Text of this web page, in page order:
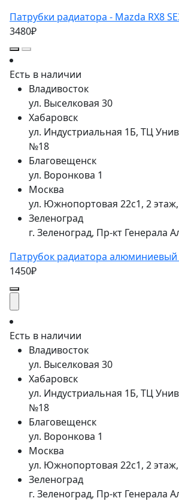
Патрубки радиатора - Mazda RX8
3480₽
Есть в наличии
Владивосток
ул. Выселковая 30
Хабаровск
ул. Индустриальная 1Б, ТЦ
№18
Благовещенск
ул. Воронкова 1
Москва
ул. Южнопортовая 22с1, 2
Зеленоград
г. Зеленоград, Пр-кт Генерала
Патрубок радиатора алюминиевый
1450₽
Есть в наличии
Владивосток
ул. Выселковая 30
Хабаровск
ул. Индустриальная 1Б, ТЦ
№18
Благовещенск
ул. Воронкова 1
Москва
ул. Южнопортовая 22с1, 2
Зеленоград
г. Зеленоград, Пр-кт Генерала